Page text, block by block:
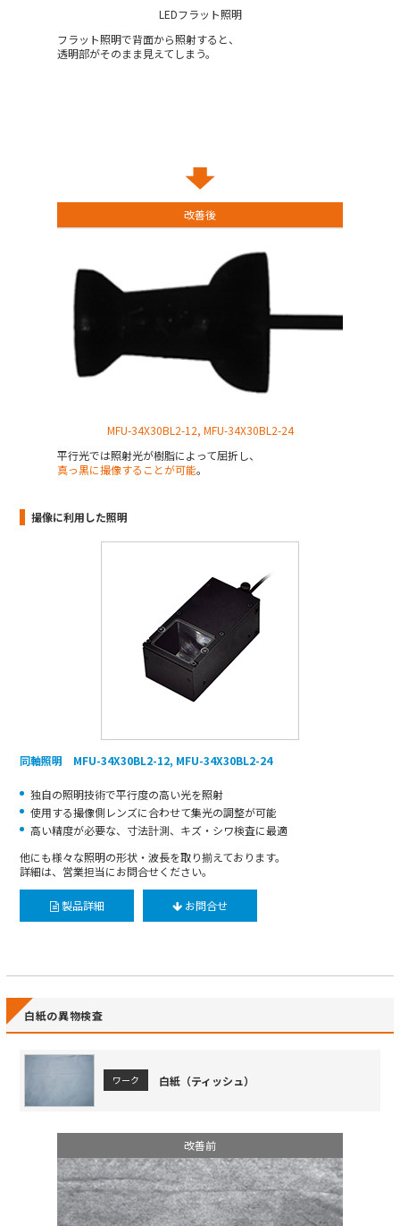
LEDフラット照明
フラット照明で背面から照射すると、
透明部がそのまま見えてしまう。
改善後
MFU-34X30BL2-12, MFU-34X30BL2-24
平行光では照射光が樹脂によって屈折し、
真っ黒に撮像することが可能。
撮像に利用した照明
同軸照明 MFU-34X30BL2-12, MFU-34X30BL2-24
独自の照明技術で平行度の高い光を照射
使用する撮像側レンズに合わせて集光の調整が可能
高い精度が必要な、寸法計測、キズ・シワ検査に最適
他にも様々な照明の形状・波長を取り揃えております。
詳細は、営業担当にお問合せください。
製品詳細 お問合せ
白紙の異物検査
ワーク 白紙（ティッシュ）
改善前